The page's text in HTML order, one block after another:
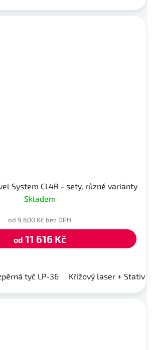
System CL4R - sety, různé varianty
Skladem
od 9 600 Kč bez DPH
od 11 616 Kč
tyč LP-36 Křížový laser + Stativ